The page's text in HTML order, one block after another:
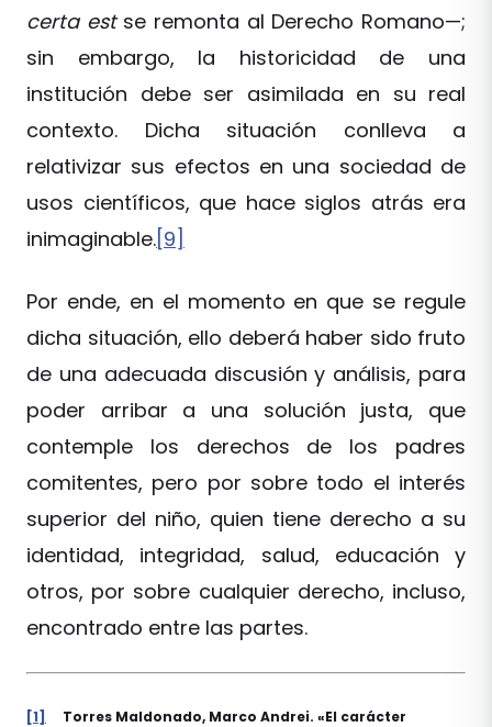
certa estse remonta al Derecho Romano—;
sin embargo, la historicidad de una
institución debe ser asimilada en su real
contexto. Dicha situación conlleva a
relativizar sus efectos en una sociedad de
usos científicos, que hace siglos atrás era
inimaginable.[9]
Por ende, en el momento en que se regule
dicha situación, ello deberá haber sido fruto
de una adecuada discusión y análisis, para
poder arribar a una solución justa, que
contemple los derechos de los padres
comitentes, pero por sobre todo el interés
superior del niño, quien tiene derecho a su
identidad, integridad, salud, educación y
otros, por sobre cualquier derecho, incluso,
encontrado entre las partes.
[1]
Torres Maldonado, Marco Andrei. «El carácter